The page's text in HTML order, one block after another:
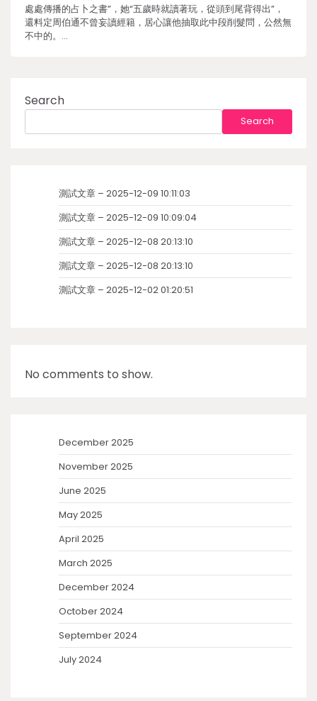
處處傳播的占卜之書”，她“五歲時就讀著玩，從頭到尾背得出”，
還料定周伯通不曾妄讀經籍，居心讓他抽取此中段削髮問，公然無
不中的。…
Search
Search
測試文章 – 2025-12-09 10:11:03
測試文章 – 2025-12-09 10:09:04
測試文章 – 2025-12-08 20:13:10
測試文章 – 2025-12-08 20:13:10
測試文章 – 2025-12-02 01:20:51
No comments to show.
December 2025
November 2025
June 2025
May 2025
April 2025
March 2025
December 2024
October 2024
September 2024
July 2024